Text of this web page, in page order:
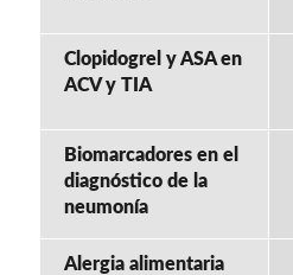
Clopidogrel y ASA en
ACV y TIA
Biomarcadores en el
diagnóstico de la
neumonía
Alergia alimentaria